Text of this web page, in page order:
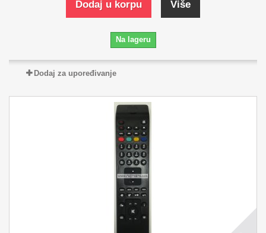
Dodaj u korpu Više
Na lageru
Dodaj za upoređivanje